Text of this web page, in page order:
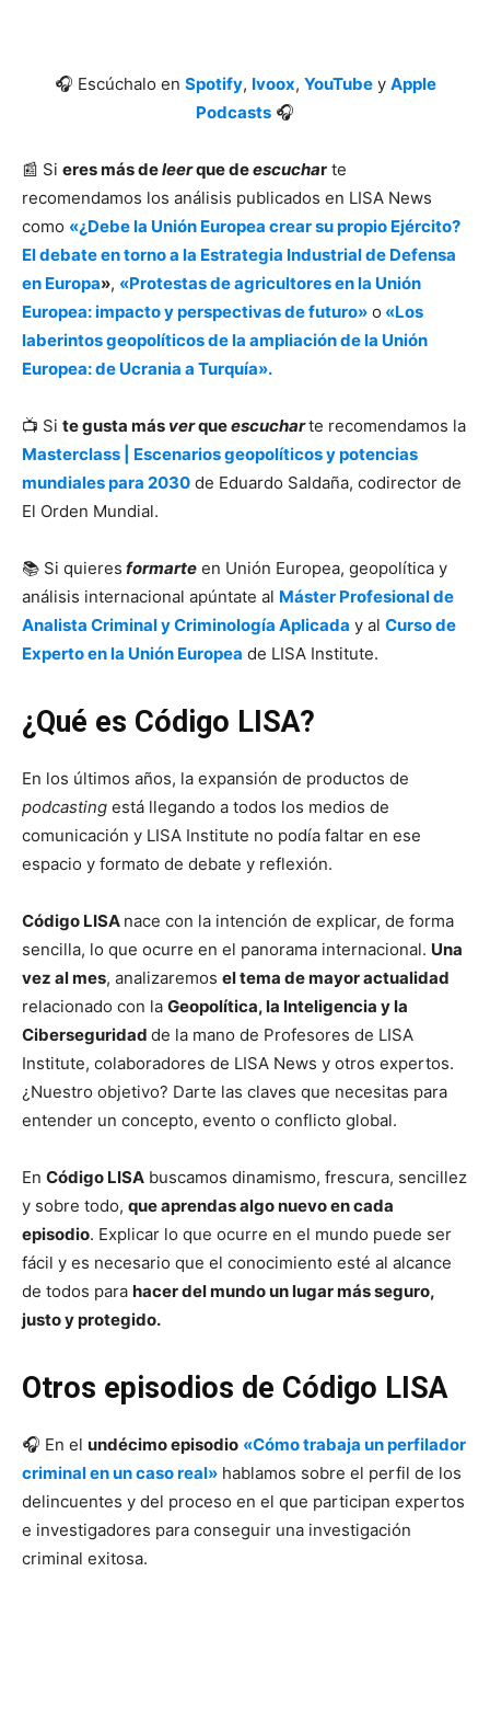
🎧 Escúchalo en Spotify, Ivoox, YouTubey Apple
Podcasts 🎧
📰 Si eres más deleerque deescuchar te
recomendamos los análisis publicados en LISA News
como «¿Debe la Unión Europea crear su propio Ejército?
El debate en torno a la Estrategia Industrial de Defensa
en Europa», «Protestas de agricultores en la Unión
Europea: impacto y perspectivas de futuro» o «Los
laberintos geopolíticos de la ampliación de la Unión
Europea: de Ucrania a Turquía».
📺 Si te gusta más verqueescucharte recomendamos la
Masterclass | Escenarios geopolíticos y potencias
mundiales para 2030 de Eduardo Saldaña, codirector de
El Orden Mundial.
📚 Si quieres formarte en Unión Europea, geopolítica y
análisis internacional apúntate al Máster Profesional de
Analista Criminal y Criminología Aplicada y al Curso de
Experto en la Unión Europea de LISA Institute.
¿Qué es Código LISA?
En los últimos años, la expansión de productos de
podcasting está llegando a todos los medios de
comunicación y LISA Institute no podía faltar en ese
espacio y formato de debate y reflexión.
Código LISA nace con la intención de explicar, de forma
sencilla, lo que ocurre en el panorama internacional. Una
vez al mes, analizaremos el tema de mayor actualidad
relacionado con la Geopolítica, la Inteligencia y la
Ciberseguridad de la mano de Profesores de LISA
Institute, colaboradores de LISA News y otros expertos.
¿Nuestro objetivo? Darte las claves que necesitas para
entender un concepto, evento o conflicto global.
En Código LISA buscamos dinamismo, frescura, sencillez
y sobre todo, que aprendas algo nuevo en cada
episodio. Explicar lo que ocurre en el mundo puede ser
fácil y es necesario que el conocimiento esté al alcance
de todos para hacer del mundo un lugar más seguro,
justo y protegido.
Otros episodios de Código LISA
🎧 En el undécimo episodio «Cómo trabaja un perfilador
criminal en un caso real» hablamos sobre el perfil de los
delincuentes y del proceso en el que participan expertos
e investigadores para conseguir una investigación
criminal exitosa.